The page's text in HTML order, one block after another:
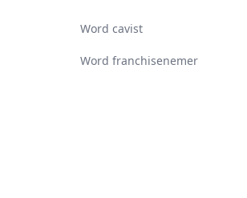
Word cavist
Word franchisenemer